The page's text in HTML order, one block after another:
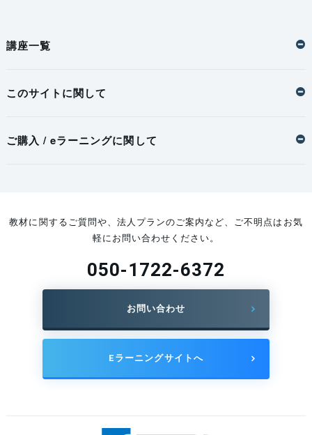
講座一覧
このサイトに関して
ご購入 / eラーニングに関して
教材に関するご質問や、法人プランのご案内など、ご不明点はお気
軽にお問い合わせください。
050-1722-6372
お問い合わせ
Eラーニングサイトへ